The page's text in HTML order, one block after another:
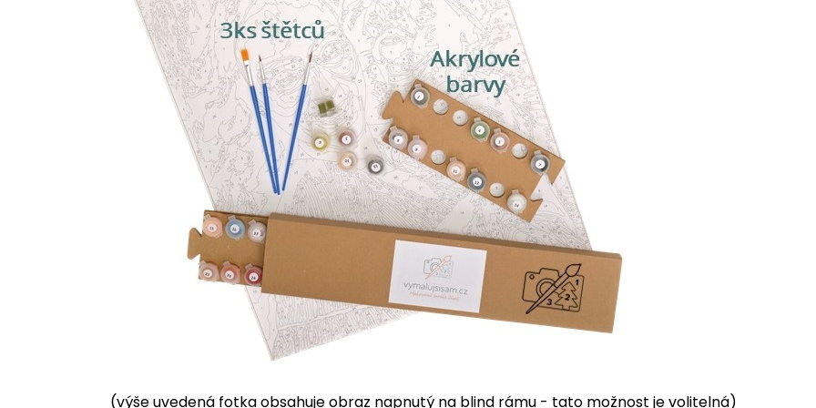
(výše uvedená fotka obsahuje obraz napnutý na blind rámu - tato možnost je volitelná)